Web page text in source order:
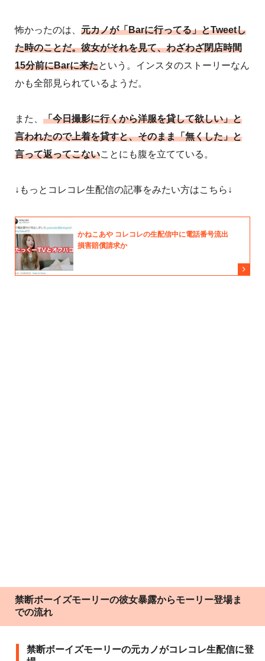
怖かったのは、 元カノが「Barに行ってる」とTweetし
た時のことだ。彼女がそれを見て、わざわざ閉店時間
15分前にBarに来たという。インスタのストーリーなん
かも全部見られているようだ。
また、 「今日撮影に行くから洋服を貸して欲しい」と
言われたので上着を貸すと、そのまま「無くした」と
言って返ってこないことにも腹を立てている。
↓もっとコレコレ生配信の記事をみたい方はこちら↓
禁断ボーイズモーリーの彼女暴露からモーリー登場ま
での流れ
禁断ボーイズモーリーの元カノがコレコレ生配信に登